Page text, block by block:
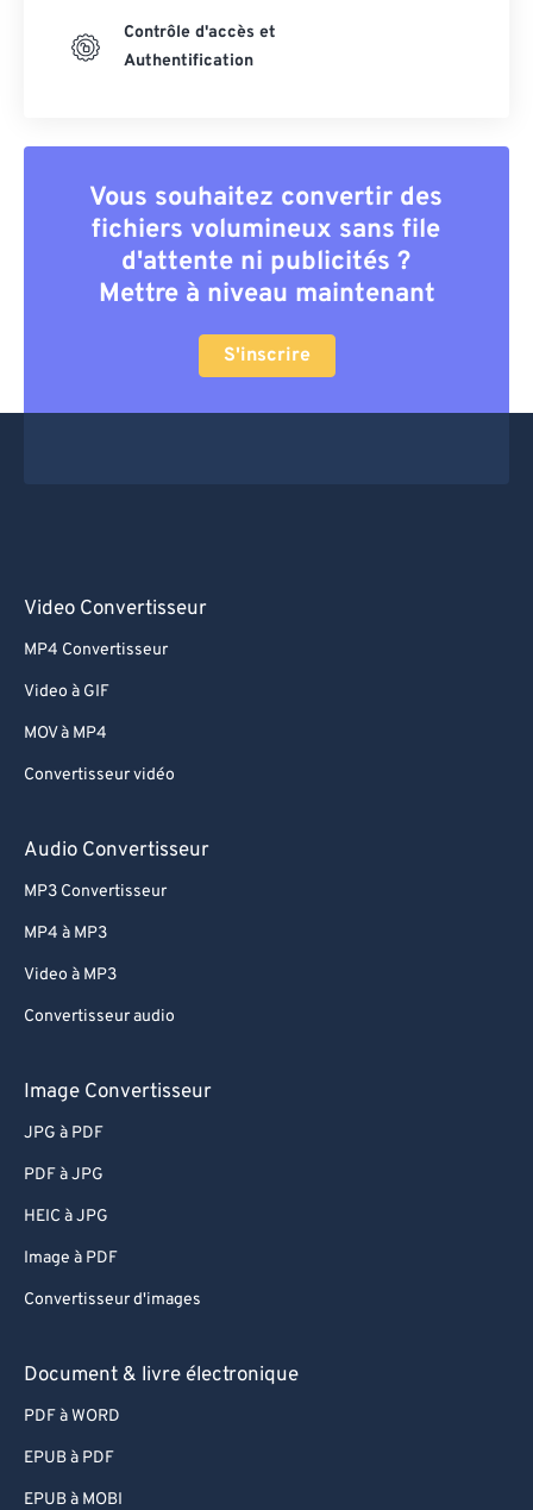
Contrôle d'accès et
Authentification
Vous souhaitez convertir des
fichiers volumineux sans file
d'attente ni publicités ?
Mettre à niveau maintenant
S'inscrire
Video Convertisseur
MP4 Convertisseur
Video à GIF
MOV à MP4
Convertisseur vidéo
Audio Convertisseur
MP3 Convertisseur
MP4 à MP3
Video à MP3
Convertisseur audio
Image Convertisseur
JPG à PDF
PDF à JPG
HEIC à JPG
Image à PDF
Convertisseur d'images
Document & livre électronique
PDF à WORD
EPUB à PDF
EPUB à MOBI